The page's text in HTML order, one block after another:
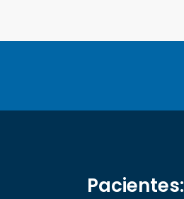
Pacientes: